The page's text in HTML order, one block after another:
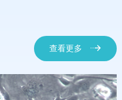
查看更多